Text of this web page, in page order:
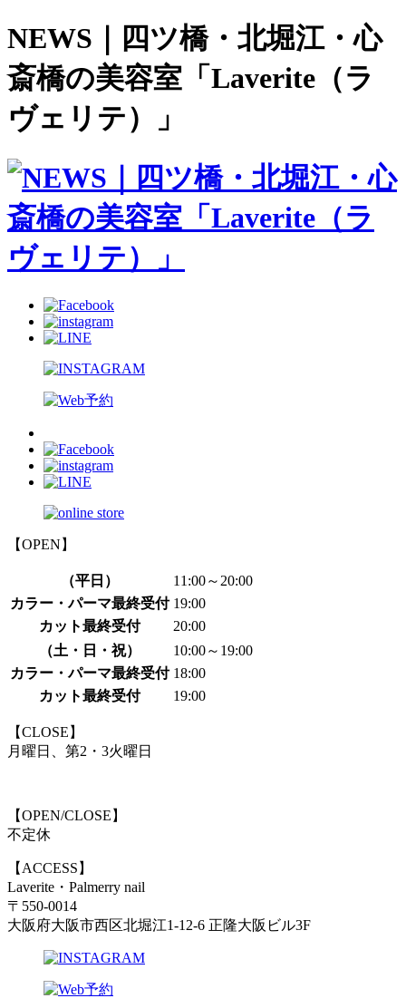
NEWS｜四ツ橋・北堀江・心
斎橋の美容室「Laverite（ラ
ヴェリテ）」
【OPEN】
（平日）
11:00～20:00
カラー・パーマ最終受付 19:00
カット最終受付
20:00
（土・日・祝）
10:00～19:00
カラー・パーマ最終受付 18:00
カット最終受付
19:00
【CLOSE】
月曜日、第2・3火曜日
【OPEN/CLOSE】
不定休
【ACCESS】
Laverite・Palmerry nail
〒550-0014
大阪府大阪市西区北堀江1-12-6 正隆大阪ビル3F